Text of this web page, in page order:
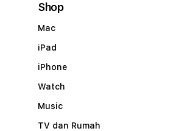
Shop
Mac
iPad
iPhone
Watch
Music
TV dan Rumah